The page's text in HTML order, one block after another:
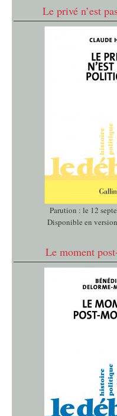
Le privé n’est
Parution : le 12
Disponible en
Le moment